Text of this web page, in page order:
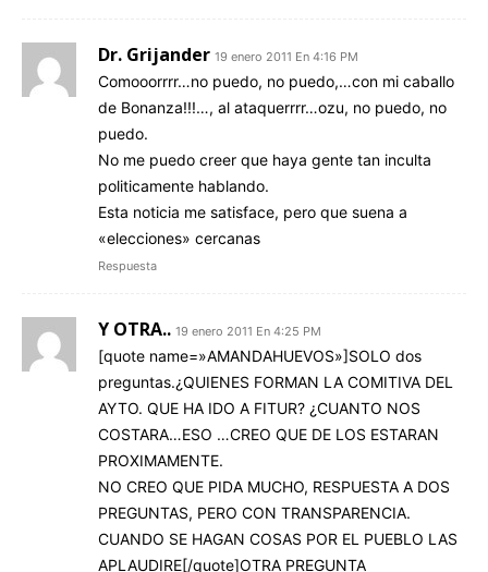
Dr. Grijander 19 enero 2011 En 4:16 PM
Comooorrrr…no puedo, no puedo,…con mi caballo
de Bonanza!!!…, al ataquerrrr…ozu, no puedo, no
puedo.
No me puedo creer que haya gente tan inculta
politicamente hablando.
Esta noticia me satisface, pero que suena a
«elecciones» cercanas
Respuesta
Y OTRA.. 19 enero 2011 En 4:25 PM
[quote name=»AMANDAHUEVOS»]SOLO dos
preguntas.¿QUIENES FORMAN LA COMITIVA DEL
AYTO. QUE HA IDO A FITUR? ¿CUANTO NOS
COSTARA…ESO …CREO QUE DE LOS ESTARAN
PROXIMAMENTE.
NO CREO QUE PIDA MUCHO, RESPUESTA A DOS
PREGUNTAS, PERO CON TRANSPARENCIA.
CUANDO SE HAGAN COSAS POR EL PUEBLO LAS
APLAUDIRE[/quote]OTRA PREGUNTA